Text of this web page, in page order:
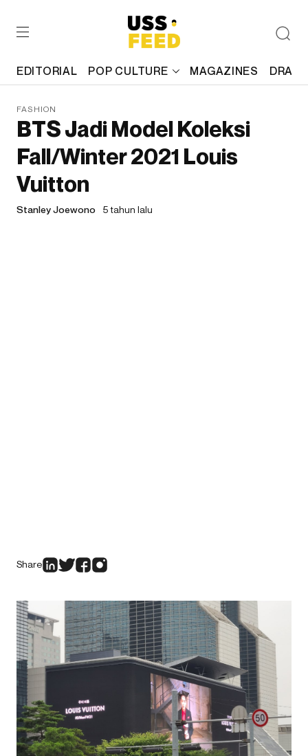
EDITORIAL POP CULTURE MAGAZINES
FASHION
BTS Jadi Model Koleksi
Fall/Winter 2021 Louis
Vuitton
Stanley Joewono 5 tahun lalu
Share